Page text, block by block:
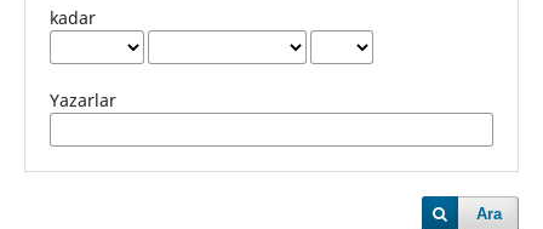
kadar
Yazarlar
Ara